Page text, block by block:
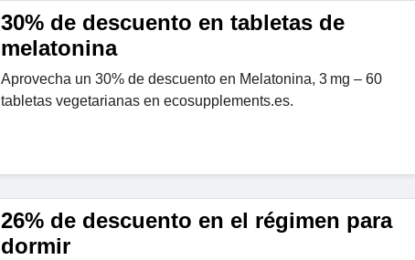
30% de descuento en tabletas de
melatonina
Aprovecha un 30% de descuento en Melatonina, 3 mg – 60
tabletas vegetarianas en ecosupplements.es.
26% de descuento en el régimen para
dormir